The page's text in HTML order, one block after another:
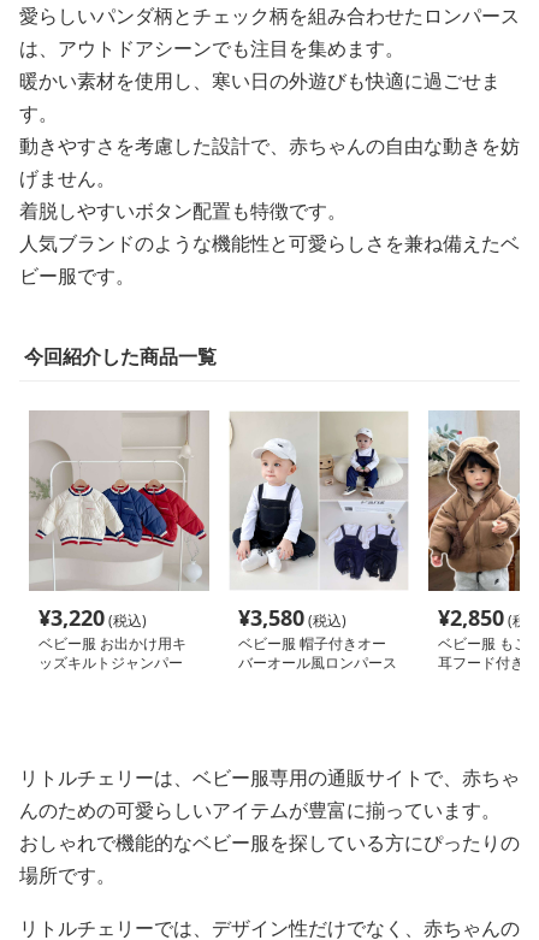
愛らしいパンダ柄とチェック柄を組み合わせたロンパース
は、アウトドアシーンでも注目を集めます。
暖かい素材を使用し、寒い日の外遊びも快適に過ごせま
す。
動きやすさを考慮した設計で、赤ちゃんの自由な動きを妨
げません。
着脱しやすいボタン配置も特徴です。
人気ブランドのような機能性と可愛らしさを兼ね備えたベ
ビー服です。
今回紹介した商品一覧
¥3,220(税込)
ベビー服 お出かけ用キ
ッズキルトジャンパー
¥3,580(税込)
ベビー服 帽子付きオー
バーオール風ロンパース
¥2,850(税
ベビー服 もこ
耳フード付き
リトルチェリーは、ベビー服専用の通販サイトで、赤ちゃ
んのための可愛らしいアイテムが豊富に揃っています。
おしゃれで機能的なベビー服を探している方にぴったりの
場所です。
リトルチェリーでは、デザイン性だけでなく、赤ちゃんの